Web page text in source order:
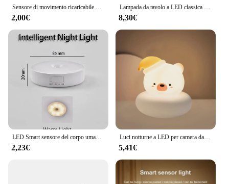
Sensore di movimento ricaricabile LED Bar Light Induction Night Light lampada magnetica portatile senza fili per comodino da cucina
2,00€
Lampada da tavolo a LED classica con sensore tattile regolabile a 3 colori Lampada da scrivania senza fili ricaricabile con luce notturna per caffetteria Club all'aperto
8,30€
LED Smart sensore del corpo umano lampada da notte illuminazione automatica di emergenza ricarica USB aspirazione magentica Wireless uso luce notturna
2,23€
Luci notturne a LED per camera da letto per bambini cute animal pig rabbit lamp sensore tattile dimmerabile regalo di festa per bambini USB ricaricabile
5,41€